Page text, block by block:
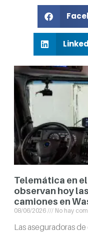
Telemática en
observan hoy
camiones en
08/06/2026 No hay
Las aseguradoras